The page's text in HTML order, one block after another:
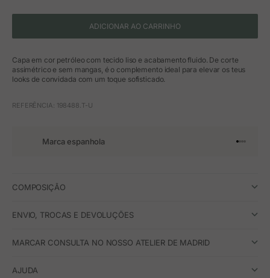
ADICIONAR AO CARRINHO
Capa em cor petróleo com tecido liso e acabamento fluido. De corte
assimétrico e sem mangas, é o complemento ideal para elevar os teus
looks de convidada com um toque sofisticado.
REFERÊNCIA: 198488.T-U
Marca espanhola Ir para o
Ir para
Ir para
Ir para
COMPOSIÇÃO
ENVIO, TROCAS E DEVOLUÇÕES
MARCAR CONSULTA NO NOSSO ATELIER DE MADRID
AJUDA